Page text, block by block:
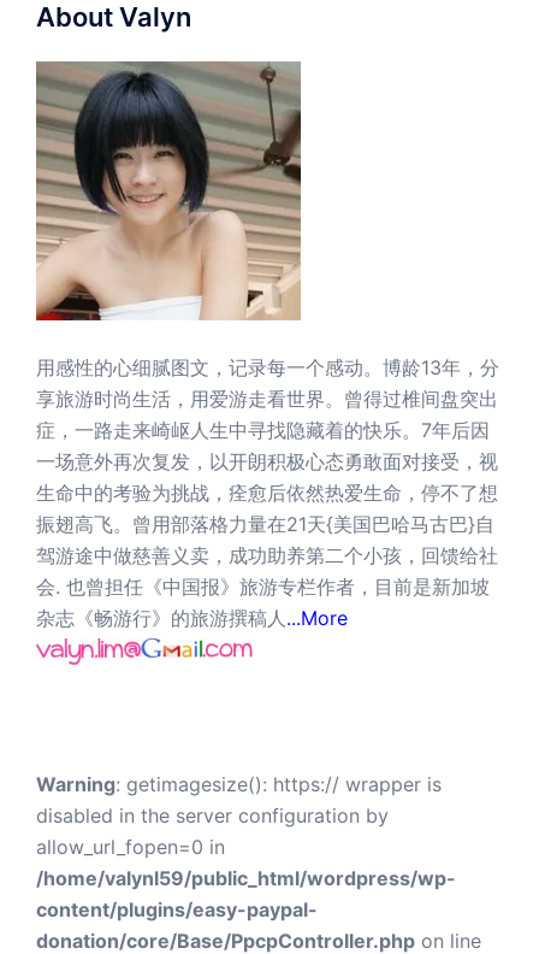
About Valyn
用感性的心细腻图文，记录每一个感动。博龄13年，分
享旅游时尚生活，用爱游走看世界。曾得过椎间盘突出
症，一路走来崎岖人生中寻找隐藏着的快乐。7年后因
一场意外再次复发，以开朗积极心态勇敢面对接受，视
生命中的考验为挑战，痊愈后依然热爱生命，停不了想
振翅高飞。曾用部落格力量在21天{美国巴哈马古巴}自
驾游途中做慈善义卖，成功助养第二个小孩，回馈给社
会. 也曾担任《中国报》旅游专栏作者，目前是新加坡
杂志《畅游行》的旅游撰稿人 ...More
Warning: getimagesize(): https:// wrapper is
disabled in the server configuration by
allow_url_fopen=0 in
/home/valynl59/public_html/wordpress/wp-
content/plugins/easy-paypal-
donation/core/Base/PpcpController.php on line